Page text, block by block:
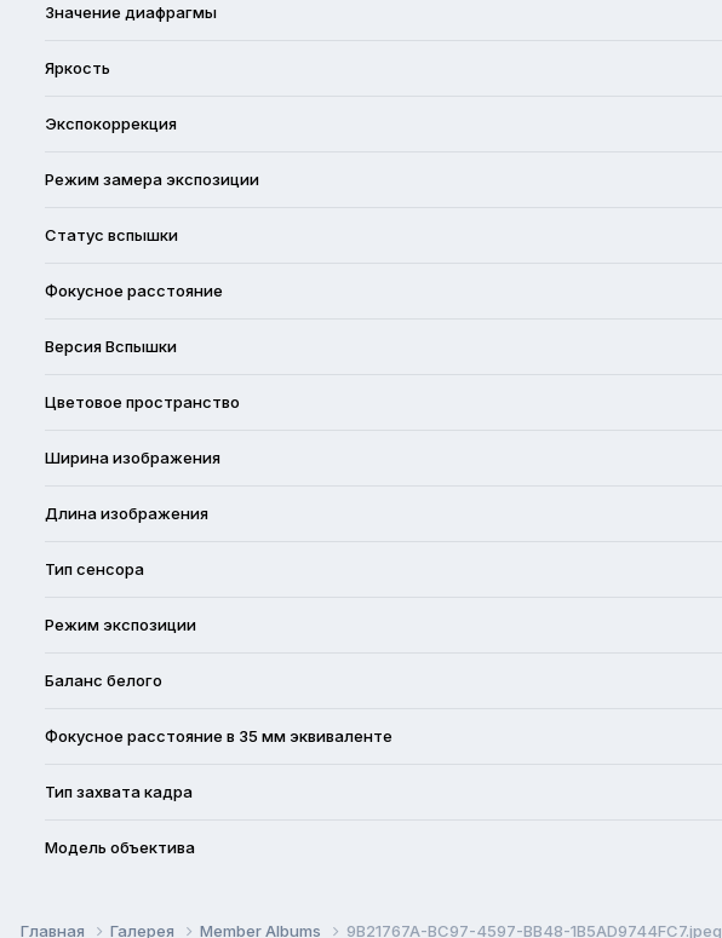
Значение диафрагмы
Яркость
Экспокоррекция
Режим замера экспозиции
Статус вспышки
Фокусное расстояние
Версия Вспышки
Цветовое пространство
Ширина изображения
Длина изображения
Тип сенсора
Режим экспозиции
Баланс белого
Фокусное расстояние в 35 мм эквиваленте
Тип захвата кадра
Модель объектива
Главная Галерея Member Albums 9B21767A-BC97-4597-BB48-1B5AD9744FC7.jpeg